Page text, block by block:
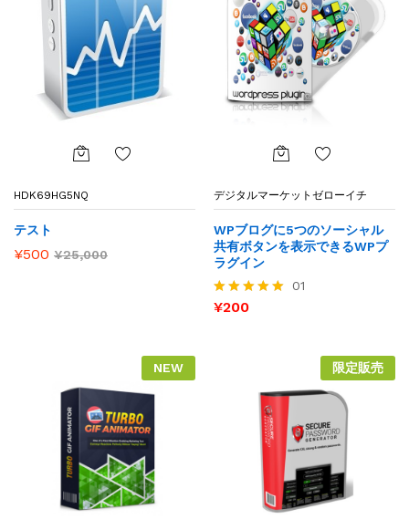
HDK69HG5NQ
テスト
¥500 ¥25,000
に入
追加
デジタルマーケットゼローイチ
WPブログに5つのソーシャル
共有ボタンを表示できるWPプ
ラグイン
5段階で
01
¥200
NEW 限定販売